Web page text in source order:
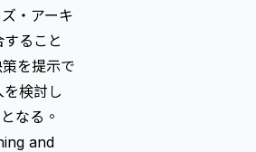
・アーキ
ること
を提示で
検討し
なる。
and